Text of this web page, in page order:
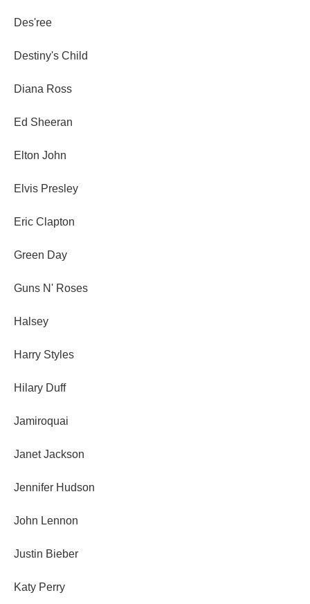
Des'ree
Destiny's Child
Diana Ross
Ed Sheeran
Elton John
Elvis Presley
Eric Clapton
Green Day
Guns N' Roses
Halsey
Harry Styles
Hilary Duff
Jamiroquai
Janet Jackson
Jennifer Hudson
John Lennon
Justin Bieber
Katy Perry